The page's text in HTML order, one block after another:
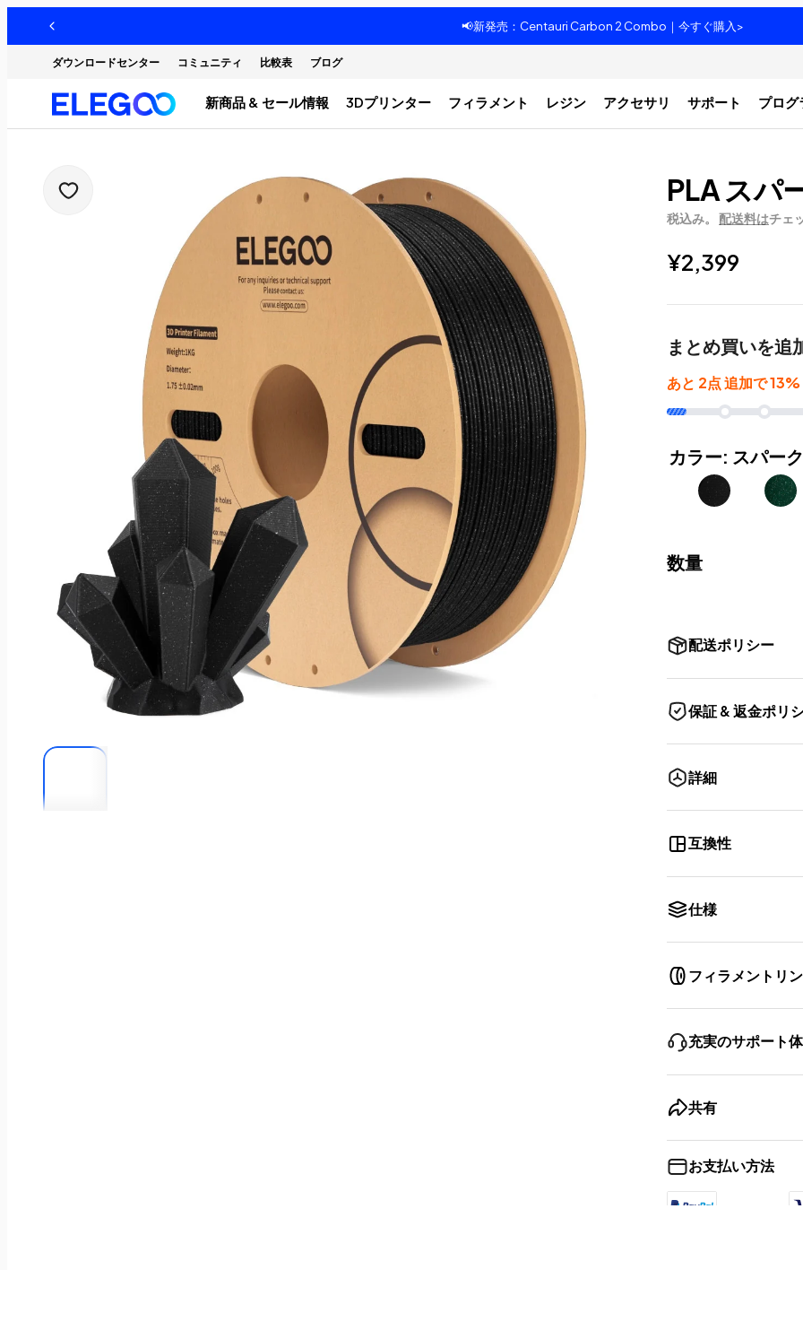
📢新発売：Centauri Carbon 2 Combo｜今すぐ購入>
ダウンロードセンター コミュニティ 比較表 ブログ
新商品 & セール情報 3Dプリンター フィラメント レジン アクセサリ サポート プログ
PLA スパ
税込み。 配送料はチェ
¥2,399
まとめ買いを追
あと 2点 追加で
カラー: スパー
数量
配送ポリシー
保証 & 返金ポリ
詳細
互換性
仕様
フィラメントリ
充実のサポート
共有
お支払い方法